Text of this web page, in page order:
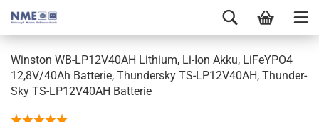
Winston WB-LP12V40AH Lithium, Li-Ion Akku, LiFeYPO4
12,8V/40Ah Batterie, Thundersky TS-LP12V40AH, Thunder-
Sky TS-LP12V40AH Batterie